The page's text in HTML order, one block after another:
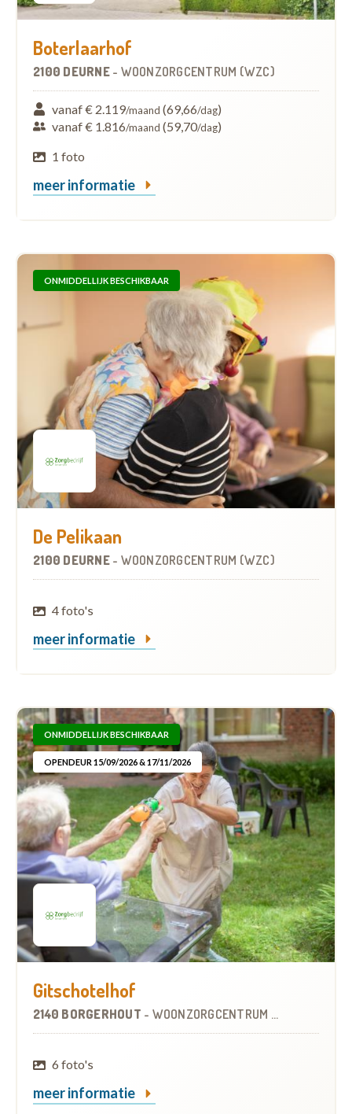
Boterlaarhof
2100 DEURNE - WOONZORGCENTRUM (WZC)
vanaf € 2.119/maand (69,66/dag)
vanaf € 1.816/maand (59,70/dag)
1 foto
meer informatie
ONMIDDELLIJK BESCHIKBAAR
De Pelikaan
2100 DEURNE - WOONZORGCENTRUM (WZC)
4 foto's
meer informatie
ONMIDDELLIJK BESCHIKBAAR
OPENDEUR 15/09/2026 & 17/11/2026
Gitschotelhof
2140 BORGERHOUT - WOONZORGCENTRUM (WZC)
6 foto's
meer informatie